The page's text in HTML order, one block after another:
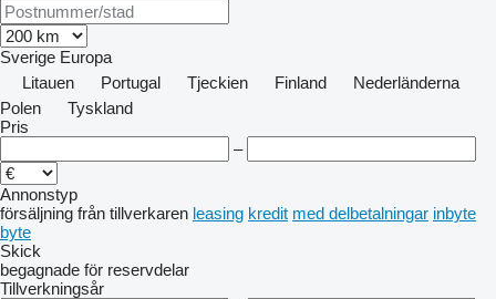
Sverige Europa
Litauen
Portugal Tjeckien Finland
Nederländerna
Polen
Tyskland
Pris
–
Annonstyp
försäljning från tillverkaren leasing kredit med delbetalningar inbyte
byte
Skick
begagnade för reservdelar
Tillverkningsår